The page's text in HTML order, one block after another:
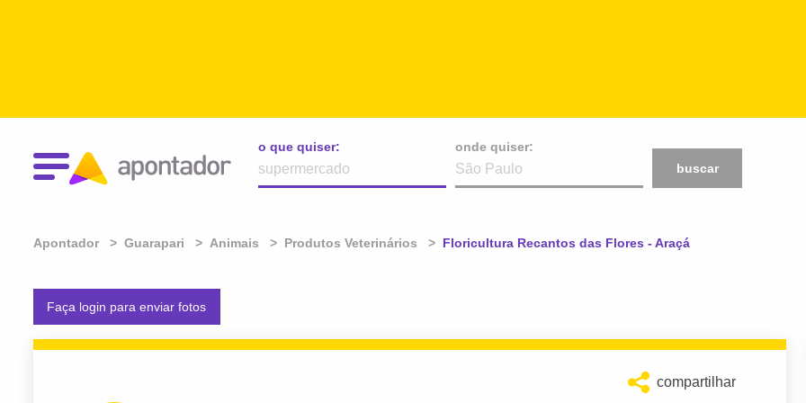
o que quiser:
onde quiser:
buscar
Apontador Guarapari Animais Produtos Veterinários Atual:
Floricultura Recantos das Flores - Araçá
Faça login para enviar fotos
compartilhar